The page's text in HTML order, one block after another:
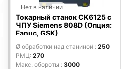
Нет в наличии
Токарный станок CK6125 с
ЧПУ Siemens 808D (Опция:
Fanuc, GSK)
Ø обработки над станиной
250
РМЦ 270
Макс. обороты
3000